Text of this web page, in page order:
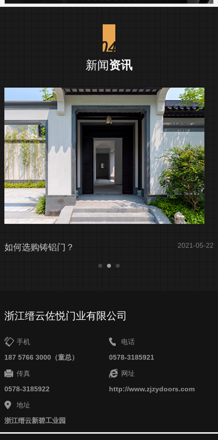
新闻资讯
如何选购铸铝门？ 2021-05-22
浙江缙云佐悦门业有限公司
手机
187 5766 3000（童总）
电话
0578-3185921
传真
0578-3185922
网址
http://www.zjzydoors.com
地址
浙江缙云新碧工业园